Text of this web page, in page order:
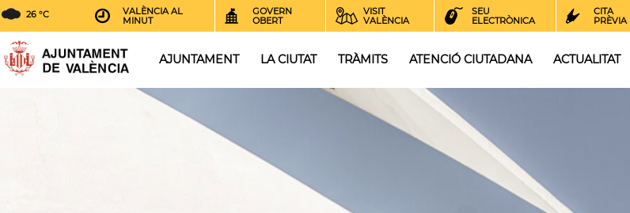
26 °C
VALÈNCIA AL
MINUT
GOVERN
OBERT
VISIT
VALÈNCIA
SEU
ELECTRÒNICA
CITA
PRÈVIA
AJUNTAMENT LA CIUTAT TRÀMITS ATENCIÓ CIUTADANA ACTUALITAT